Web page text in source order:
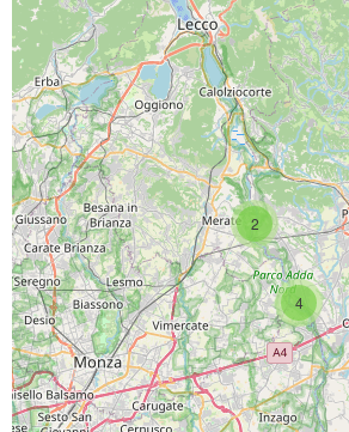
2
4
SCARICA L'APP
PAGINE SOCIAL